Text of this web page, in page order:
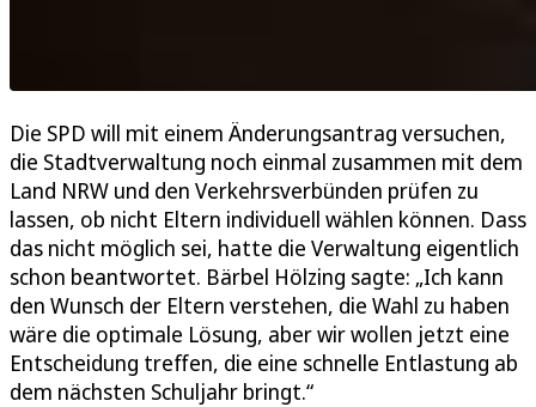
Die SPD will mit einem Änderungsantrag versuchen,
die Stadtverwaltung noch einmal zusammen mit dem
Land NRW und den Verkehrsverbünden prüfen zu
lassen, ob nicht Eltern individuell wählen können. Dass
das nicht möglich sei, hatte die Verwaltung eigentlich
schon beantwortet. Bärbel Hölzing sagte: „Ich kann
den Wunsch der Eltern verstehen, die Wahl zu haben
wäre die optimale Lösung, aber wir wollen jetzt eine
Entscheidung treffen, die eine schnelle Entlastung ab
dem nächsten Schuljahr bringt.“